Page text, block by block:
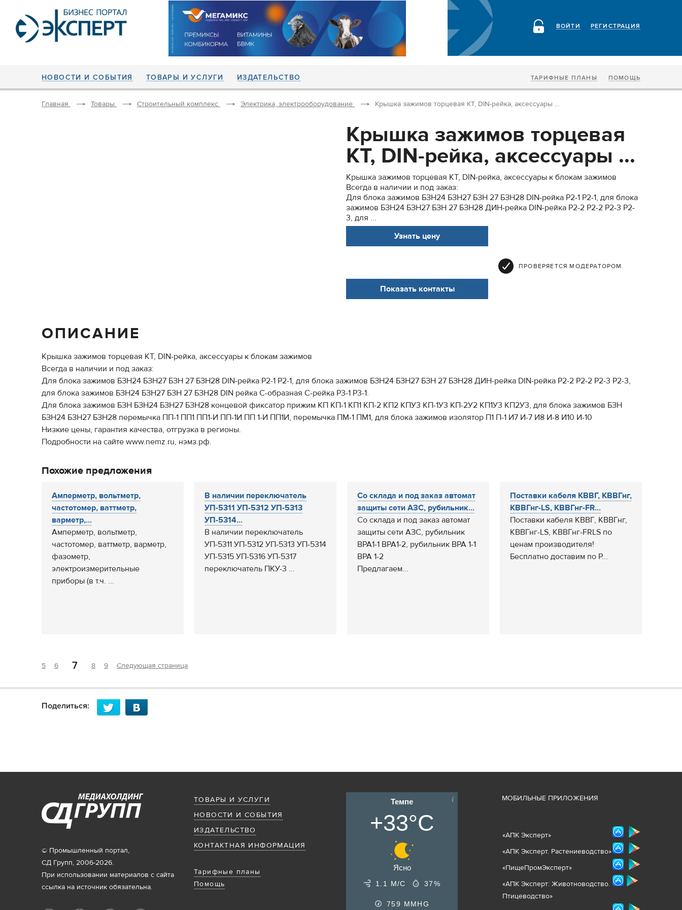
РЕГИСТРАЦИЯ
ВОЙТИ
НОВОСТИ И СОБЫТИЯ ТОВАРЫ И УСЛУГИ ИЗДАТЕЛЬСТВО ТАРИФНЫЕ ПЛАНЫ ПОМОЩЬ
Главная Товары Строительный комплекс Электрика, электрооборудование Крышка зажимов торцевая КТ, DIN-рейка, аксессуары ...
Крышка зажимов торцевая
КТ, DIN-рейка, аксессуары ...
Крышка зажимов торцевая КТ, DIN-рейка, аксессуары к блокам зажимов
Всегда в наличии и под заказ:
Для блока зажимов БЗН24 БЗН27 БЗН 27 БЗН28 DIN-рейка Р2-1 P2-1, для блока
зажимов БЗН24 БЗН27 БЗН 27 БЗН28 ДИН-рейка DIN-рейка Р2-2 P2-2 Р2-3 P2-
3, для ...
Узнать цену
ПРОВЕРЯЕТСЯ МОДЕРАТОРОМ
Показать контакты
ОПИСАНИЕ
Крышка зажимов торцевая КТ, DIN-рейка, аксессуары к блокам зажимов
Всегда в наличии и под заказ:
Для блока зажимов БЗН24 БЗН27 БЗН 27 БЗН28 DIN-рейка Р2-1 P2-1, для блока зажимов БЗН24 БЗН27 БЗН 27 БЗН28 ДИН-рейка DIN-рейка Р2-2 P2-2 Р2-3 P2-3,
для блока зажимов БЗН24 БЗН27 БЗН 27 БЗН28 DIN рейка С-образная С-рейка Р3-1 P3-1.
Для блока зажимов БЗН БЗН24 БЗН27 БЗН28 концевой фиксатор прижим КП КП-1 КП1 КП-2 КП2 КПУ3 КП-1У3 КП-2У2 КП1У3 КП2У3, для блока зажимов БЗН
БЗН24 БЗН27 БЗН28 перемычка ПП-1 ПП1 ПП1-И ПП-1И ПП 1-И ПП1И, перемычка ПМ-1 ПМ1, для блока зажимов изолятор П1 П-1 И7 И-7 И8 И-8 И10 И-10
Низкие цены, гарантия качества, отгрузка в регионы.
Подробности на сайте www.nemz.ru, нэмз.рф.
Похожие предложения
Амперметр, вольтметр,
частотомер, ваттметр,
варметр,...
Амперметр, вольтметр,
частотомер, ваттметр, варметр,
фазометр,
электроизмерительные
приборы (в т.ч. ...
В наличии переключатель
УП-5311 УП-5312 УП-5313
УП-5314...
В наличии переключатель
УП-5311 УП-5312 УП-5313 УП-5314
УП-5315 УП-5316 УП-5317
переключатель ПКУ-3 ...
Со склада и под заказ автомат
защиты сети АЗС, рубильник...
Со склада и под заказ автомат
защиты сети АЗС, рубильник
ВРА1-1 ВРА1-2, рубильник ВРА 1-1
ВРА 1-2
Предлагаем...
Поставки кабеля КВВГ, КВВГнг,
КВВГнг-LS, КВВГнг-FR...
Поставки кабеля КВВГ, КВВГнг,
КВВГнг-LS, КВВГнг-FRLS по
ценам производителя!
Бесплатно доставим по Р...
5 6 7 8 9 Следующая страница
Поделиться:
ТОВАРЫ И УСЛУГИ
НОВОСТИ И СОБЫТИЯ
ИЗДАТЕЛЬСТВО
КОНТАКТНАЯ ИНФОРМАЦИЯ
Тарифные планы
Помощь
© Промышленный портал,
СД Групп, 2006-2026.
При использовании материалов с сайта
ссылка на источник обязательна.
Темпе
+33°C
Ясно
1.1 М/С 37%
759 MMHG
МОБИЛЬНЫЕ ПРИЛОЖЕНИЯ
«АПК Эксперт»
«АПК Эксперт. Растениеводство»
«ПищеПромЭксперт»
«АПК Эксперт: Животноводство.
Птицеводство»